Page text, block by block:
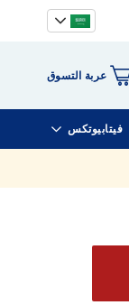
عربة التسوق
فيتابيوتكس